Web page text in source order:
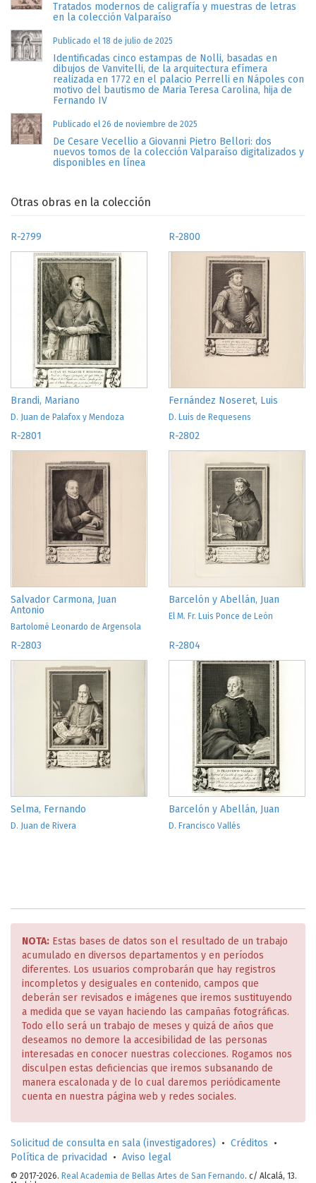
Tratados modernos de caligrafía y muestras de letras
en la colección Valparaíso
Publicado el 18 de julio de 2025
Identificadas cinco estampas de Nolli, basadas en
dibujos de Vanvitelli, de la arquitectura efímera
realizada en 1772 en el palacio Perrelli en Nápoles con
motivo del bautismo de Maria Teresa Carolina, hija de
Fernando IV
Publicado el 26 de noviembre de 2025
De Cesare Vecellio a Giovanni Pietro Bellori: dos
nuevos tomos de la colección Valparaíso digitalizados y
disponibles en línea
Otras obras en la colección
R-2799
Brandi, Mariano
D. Juan de Palafox y Mendoza
R-2800
Fernández Noseret, Luis
D. Luis de Requesens
R-2801
Salvador Carmona, Juan
Antonio
Bartolomé Leonardo de Argensola
R-2802
Barcelón y Abellán, Juan
El M. Fr. Luis Ponce de León
R-2803
Selma, Fernando
D. Juan de Rivera
R-2804
Barcelón y Abellán, Juan
D. Francisco Vallés
NOTA: Estas bases de datos son el resultado de un trabajo
acumulado en diversos departamentos y en períodos
diferentes. Los usuarios comprobarán que hay registros
incompletos y desiguales en contenido, campos que
deberán ser revisados e imágenes que iremos sustituyendo
a medida que se vayan haciendo las campañas fotográficas.
Todo ello será un trabajo de meses y quizá de años que
deseamos no demore la accesibilidad de las personas
interesadas en conocer nuestras colecciones. Rogamos nos
disculpen estas deficiencias que iremos subsanando de
manera escalonada y de lo cual daremos periódicamente
cuenta en nuestra página web y redes sociales.
Solicitud de consulta en sala (investigadores) • Créditos •
Política de privacidad
• Aviso legal
© 2017-2026. Real Academia de Bellas Artes de San Fernando. c/ Alcalá, 13.